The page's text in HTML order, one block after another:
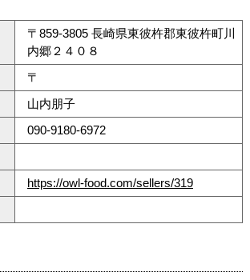
〒859-3805 長崎県東彼杵郡東彼杵町川
内郷２４０８
〒
山内朋子
090-9180-6972
https://owl-food.com/sellers/319